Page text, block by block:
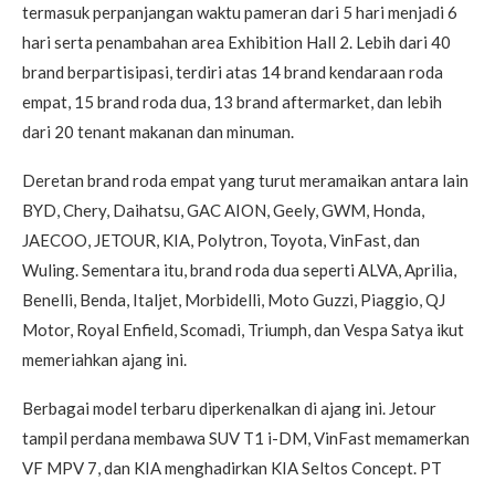
termasuk perpanjangan waktu pameran dari 5 hari menjadi 6
hari serta penambahan area Exhibition Hall 2. Lebih dari 40
brand berpartisipasi, terdiri atas 14 brand kendaraan roda
empat, 15 brand roda dua, 13 brand aftermarket, dan lebih
dari 20 tenant makanan dan minuman.
Deretan brand roda empat yang turut meramaikan antara lain
BYD, Chery, Daihatsu, GAC AION, Geely, GWM, Honda,
JAECOO, JETOUR, KIA, Polytron, Toyota, VinFast, dan
Wuling. Sementara itu, brand roda dua seperti ALVA, Aprilia,
Benelli, Benda, Italjet, Morbidelli, Moto Guzzi, Piaggio, QJ
Motor, Royal Enfield, Scomadi, Triumph, dan Vespa Satya ikut
memeriahkan ajang ini.
Berbagai model terbaru diperkenalkan di ajang ini. Jetour
tampil perdana membawa SUV T1 i-DM, VinFast memamerkan
VF MPV 7, dan KIA menghadirkan KIA Seltos Concept. PT